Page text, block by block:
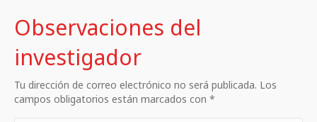
Observaciones del
investigador
Tu dirección de correo electrónico no será publicada. Los
campos obligatorios están marcados con *